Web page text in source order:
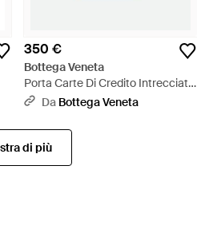
350 €
Bottega Veneta
Porta Carte Di Credito Intrecciato
- Multicolore
Da Bottega Veneta
di più